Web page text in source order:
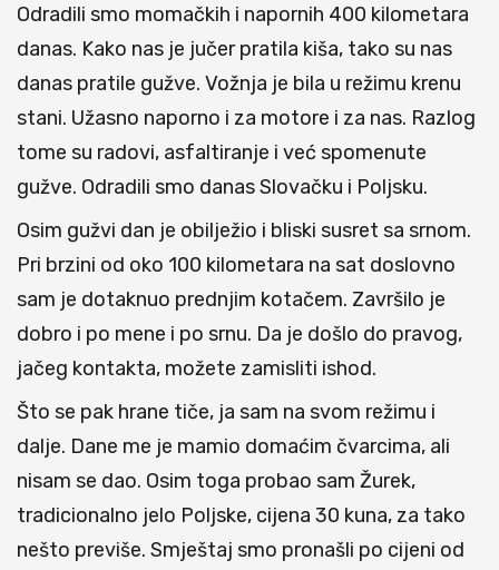
Odradili smo momačkih i napornih 400 kilometara
danas. Kako nas je jučer pratila kiša, tako su nas
danas pratile gužve. Vožnja je bila u režimu krenu
stani. Užasno naporno i za motore i za nas. Razlog
tome su radovi, asfaltiranje i već spomenute
gužve. Odradili smo danas Slovačku i Poljsku.
Osim gužvi dan je obilježio i bliski susret sa srnom.
Pri brzini od oko 100 kilometara na sat doslovno
sam je dotaknuo prednjim kotačem. Završilo je
dobro i po mene i po srnu. Da je došlo do pravog,
jačeg kontakta, možete zamisliti ishod.
Što se pak hrane tiče, ja sam na svom režimu i
dalje. Dane me je mamio domaćim čvarcima, ali
nisam se dao. Osim toga probao sam Žurek,
tradicionalno jelo Poljske, cijena 30 kuna, za tako
nešto previše. Smještaj smo pronašli po cijeni od